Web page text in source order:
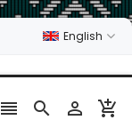
English
   